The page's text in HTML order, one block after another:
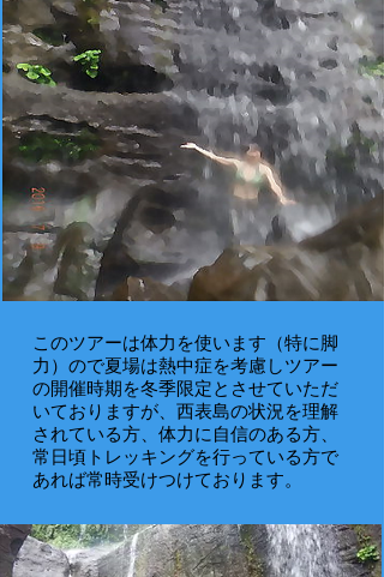
このツアーは体力を使います（特に脚
力）ので夏場は熱中症を考慮しツアー
の開催時期を冬季限定とさせていただ
いておりますが、西表島の状況を理解
されている方、体力に自信のある方、
常日頃トレッキングを行っている方で
あれば常時受けつけております。